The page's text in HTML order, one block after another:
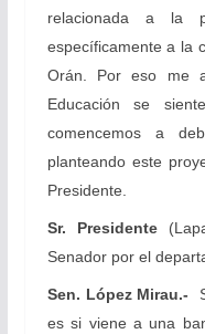
relacionada a la
específicamente a la
Orán. Por eso me
Educación se
comencemos a
planteando este
Presidente.
Sr. Presidente
Senador por el
Sen. López Mirau.-
es si viene a una